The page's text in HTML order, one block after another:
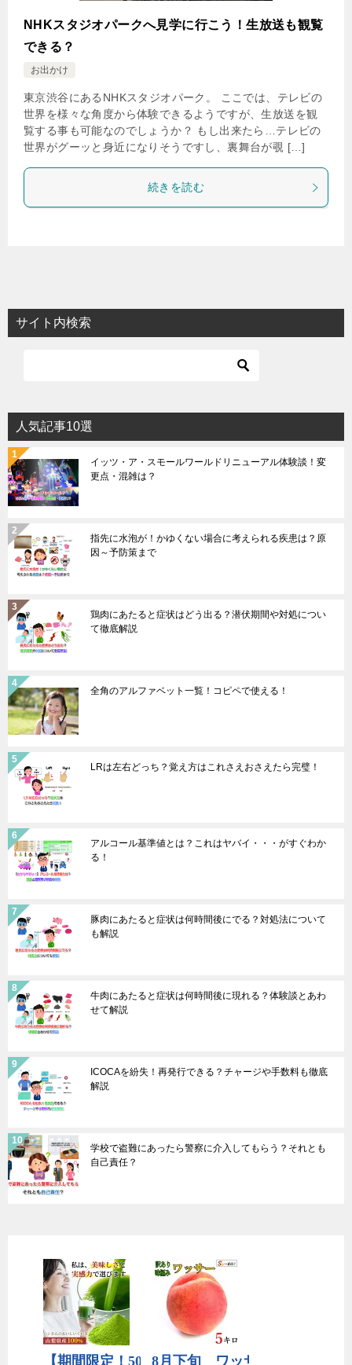
NHKスタジオパークへ見学に行こう！生放送も観覧
できる？
お出かけ
東京渋谷にあるNHKスタジオパーク。 ここでは、テレビの
世界を様々な角度から体験できるようですが、生放送を観
覧する事も可能なのでしょうか？ もし出来たら…テレビの
世界がグーッと身近になりそうですし、裏舞台が覗 […]
続きを読む
サイト内検索
人気記事10選
イッツ・ア・スモールワールドリニューアル体験談！変
更点・混雑は？
指先に水泡が！かゆくない場合に考えられる疾患は？原
因～予防策まで
鶏肉にあたると症状はどう出る？潜伏期間や対処につい
て徹底解説
全角のアルファベット一覧！コピペで使える！
LRは左右どっち？覚え方はこれさえおさえたら完璧！
アルコール基準値とは？これはヤバイ・・・がすぐわか
る！
豚肉にあたると症状は何時間後にでる？対処法について
も解説
牛肉にあたると症状は何時間後に現れる？体験談とあわ
せて解説
ICOCAを紛失！再発行できる？チャージや手数料も徹底
解説
学校で盗難にあったら警察に介入してもらう？それとも
自己責任？